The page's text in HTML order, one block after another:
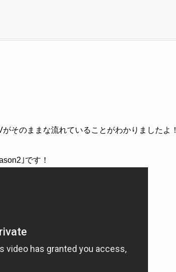
そのままな流れていることがわかりましたよ！
｣です！